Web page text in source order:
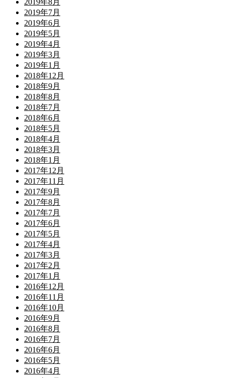
2019年8月
2019年7月
2019年6月
2019年5月
2019年4月
2019年3月
2019年1月
2018年12月
2018年9月
2018年8月
2018年7月
2018年6月
2018年5月
2018年4月
2018年3月
2018年1月
2017年12月
2017年11月
2017年9月
2017年8月
2017年7月
2017年6月
2017年5月
2017年4月
2017年3月
2017年2月
2017年1月
2016年12月
2016年11月
2016年10月
2016年9月
2016年8月
2016年7月
2016年6月
2016年5月
2016年4月